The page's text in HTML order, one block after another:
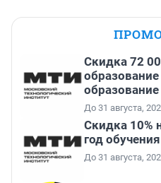
Скидка 72
До 31 августа,
Скидка 10%
год обучения
До 31 августа,